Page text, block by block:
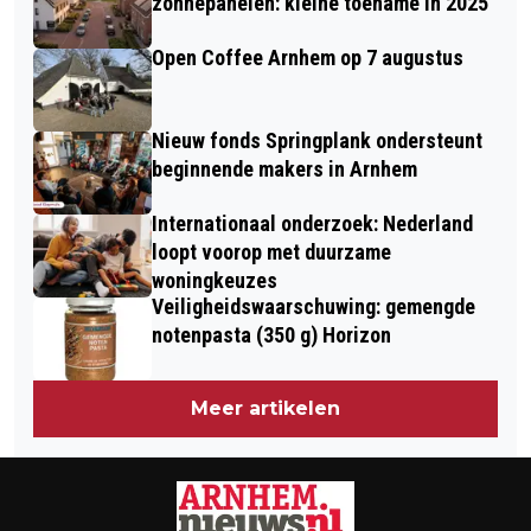
Open Coffee Arnhem op 7 augustus
Nieuw fonds Springplank ondersteunt
beginnende makers in Arnhem
Internationaal onderzoek: Nederland
loopt voorop met duurzame
woningkeuzes
Veiligheidswaarschuwing: gemengde
notenpasta (350 g) Horizon
Meer artikelen